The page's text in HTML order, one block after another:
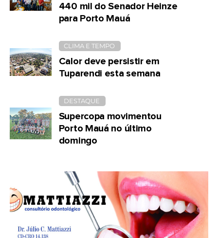
440 mil do Senador Heinze
para Porto Mauá
CLIMA E TEMPO
Calor deve persistir em
Tuparendi esta semana
DESTAQUE
Supercopa movimentou
Porto Mauá no último
domingo